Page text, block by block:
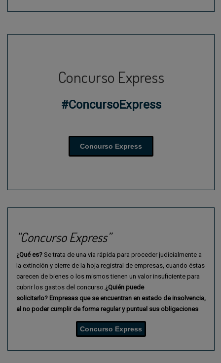
Concurso Express
#ConcursoExpress
Concurso Express
“Concurso Express”
¿Qué es? Se trata de una vía rápida para proceder judicialmente a
la extinción y cierre de la hoja registral de empresas, cuando éstas
carecen de bienes o los mismos tienen un valor insuficiente para
cubrir los gastos del concurso. ¿Quién puede
solicitarlo? Empresas que se encuentran en estado de insolvencia,
al no poder cumplir de forma regular y puntual sus obligaciones
Concurso Express